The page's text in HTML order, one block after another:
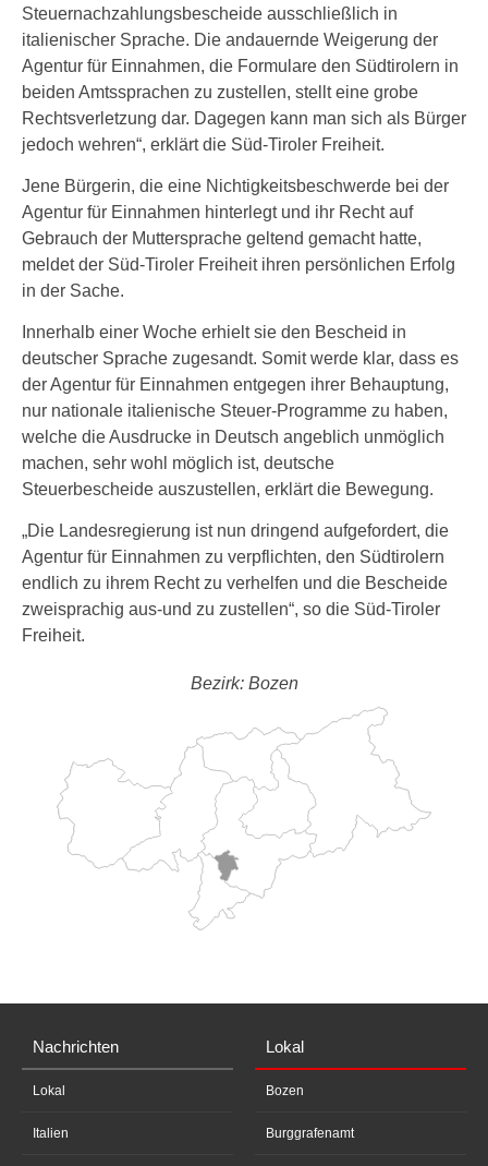
Steuernachzahlungsbescheide ausschließlich in
italienischer Sprache. Die andauernde Weigerung der
Agentur für Einnahmen, die Formulare den Südtirolern in
beiden Amtssprachen zu zustellen, stellt eine grobe
Rechtsverletzung dar. Dagegen kann man sich als Bürger
jedoch wehren“, erklärt die Süd-Tiroler Freiheit.
Jene Bürgerin, die eine Nichtigkeitsbeschwerde bei der
Agentur für Einnahmen hinterlegt und ihr Recht auf
Gebrauch der Muttersprache geltend gemacht hatte,
meldet der Süd-Tiroler Freiheit ihren persönlichen Erfolg
in der Sache.
Innerhalb einer Woche erhielt sie den Bescheid in
deutscher Sprache zugesandt. Somit werde klar, dass es
der Agentur für Einnahmen entgegen ihrer Behauptung,
nur nationale italienische Steuer-Programme zu haben,
welche die Ausdrucke in Deutsch angeblich unmöglich
machen, sehr wohl möglich ist, deutsche
Steuerbescheide auszustellen, erklärt die Bewegung.
„Die Landesregierung ist nun dringend aufgefordert, die
Agentur für Einnahmen zu verpflichten, den Südtirolern
endlich zu ihrem Recht zu verhelfen und die Bescheide
zweisprachig aus-und zu zustellen“, so die Süd-Tiroler
Freiheit.
Bezirk: Bozen
Nachrichten
Lokal
Italien
Lokal
Bozen
Burggrafenamt